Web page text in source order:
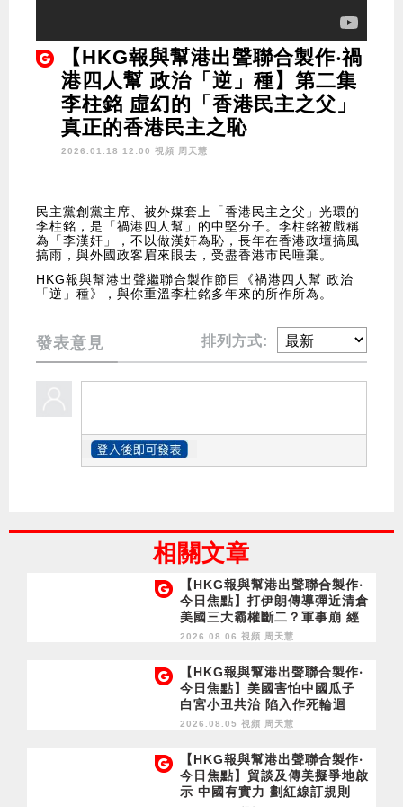
【HKG報與幫港出聲聯合製作‧禍
港四人幫 政治「逆」種】第二集
李柱銘 虛幻的「香港民主之父」
真正的香港民主之恥
2026.01.18 12:00 視頻 周天慧
民主黨創黨主席、被外媒套上「香港民主之父」光環的
李柱銘，是「禍港四人幫」的中堅分子。李柱銘被戲稱
為「李漢奸」，不以做漢奸為恥，長年在香港政壇搞風
搞雨，與外國政客眉來眼去，受盡香港市民唾棄。
HKG報與幫港出聲繼聯合製作節目《禍港四人幫 政治
「逆」種》，與你重溫李柱銘多年來的所作所為。
發表意見 排列方式:
相關文章
【HKG報與幫港出聲聯合製作‧
今日焦點】打伊朗傳導彈近清倉
美國三大霸權斷二？軍事崩 經
濟損
2026.08.06 視頻 周天慧
【HKG報與幫港出聲聯合製作‧
今日焦點】美國害怕中國瓜子
白宮小丑共治 陷入作死輪迴
2026.08.05 視頻 周天慧
【HKG報與幫港出聲聯合製作‧
今日焦點】貿談及傳美擬爭地啟
示 中國有實力 劃紅線訂規則